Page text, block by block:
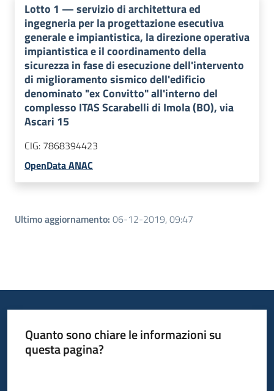
Lotto 1 —servizio di architettura ed
ingegneria per la progettazione esecutiva
generale e impiantistica, la direzione operativa
impiantistica e il coordinamento della
sicurezza in fase di esecuzione dell'intervento
di miglioramento sismico dell'edificio
denominato "ex Convitto" all'interno del
complesso ITAS Scarabelli di Imola (BO), via
Ascari 15
CIG: 7868394423
OpenData ANAC
Ultimo aggiornamento: 06-12-2019, 09:47
Quanto sono chiare le informazioni su
questa pagina?